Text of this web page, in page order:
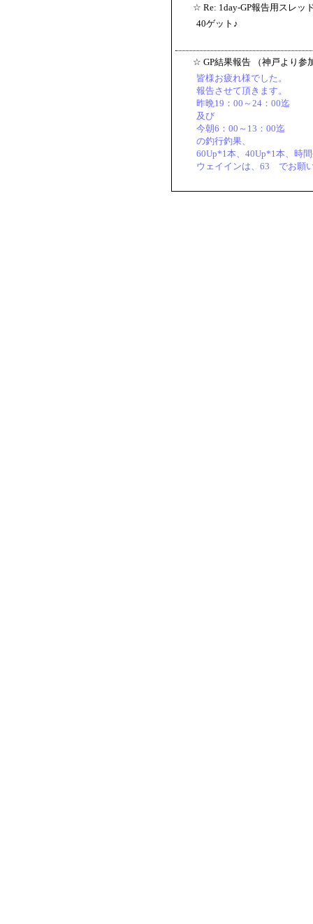
☆ Re: 1day-GP報告用スレッ
40ゲット♪
☆ GP結果報告 （神戸より参
皆様お疲れ様でした。
報告させて頂きます。
昨晩19：00～24：00迄
及び
今朝6：00～13：00迄
の釣行釣果、
60Up*1本、40Up*1本、時
ウェイインは、63 でお願